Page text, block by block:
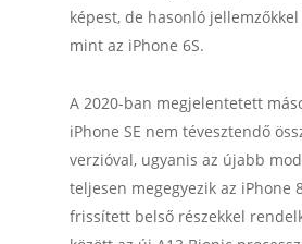
képest, de hasonló
mint az iPhone 6S.
A 2020-ban megjelentetett
iPhone SE nem tévesztendő
verzióval, ugyanis az újabb
teljesen megegyezik az iPhone
frissített belső részekkel